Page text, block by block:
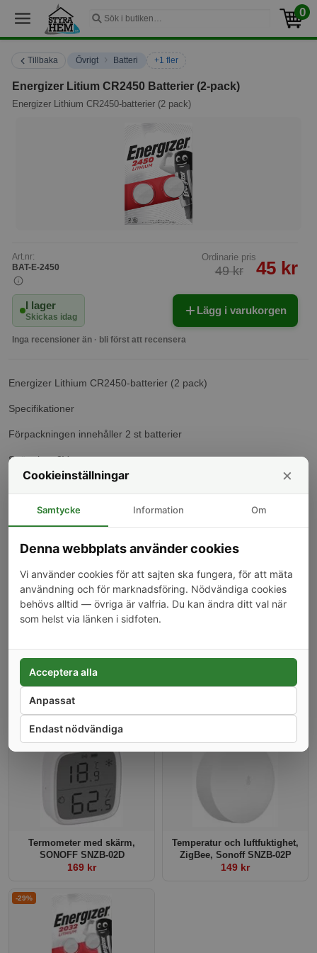
0
Tillbaka Övrigt › Batteri +1 fler
Energizer Litium CR2450 Batterier (2-pack)
Energizer Lithium CR2450-batterier (2 pack)
Art.nr:
BAT-E-2450
Ordinarie pris
49 kr 45 kr
I lager
Skickas idag
Lägg i varukorgen
Inga recensioner än · bli först att recensera
Energizer Lithium CR2450-batterier (2 pack)
Specifikationer
Förpackningen innehåller 2 st batterier
Spänning: 3V
Storlek: H: 5,0 mm x D: 24,5 mm
Typ: Litiumknappcell
uppfann världens första konsumentbatteri 1896. Deras
innovationsanda, i kombination med deras orubbliga engagemang
för prestanda och ansvar, är det som har gjort dem till den ledande
tillverkaren av hushållsbatterier. Från den oöverträffade kvaliteten
som du kan lita på.
-26%
Termometer med skärm,
SONOFF SNZB-02D
169 kr
Temperatur och luftfuktighet,
ZigBee, Sonoff SNZB-02P
149 kr
-29%
Cookieinställningar ×
Samtycke Information Om
Denna webbplats använder cookies
Vi använder cookies för att sajten ska fungera, för att mäta
användning och för marknadsföring. Nödvändiga cookies
behövs alltid — övriga är valfria. Du kan ändra ditt val när
som helst via länken i sidfoten.
Endast nödvändiga
Anpassat
Acceptera alla